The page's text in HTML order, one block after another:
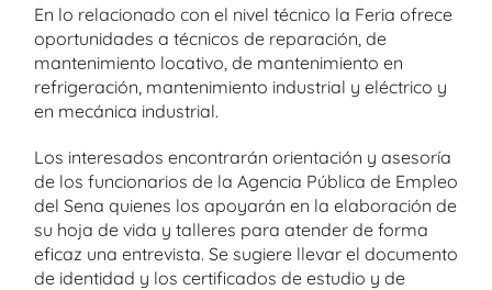
En lo relacionado con el nivel técnico la Feria ofrece
oportunidades a técnicos de reparación, de
mantenimiento locativo, de mantenimiento en
refrigeración, mantenimiento industrial y eléctrico y
en mecánica industrial.
Los interesados encontrarán orientación y asesoría
de los funcionarios de la Agencia Pública de Empleo
del Sena quienes los apoyarán en la elaboración de
su hoja de vida y talleres para atender de forma
eficaz una entrevista. Se sugiere llevar el documento
de identidad y los certificados de estudio y de